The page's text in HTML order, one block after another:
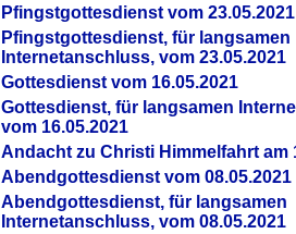
Pfingstgottesdienst vom 23.05.2021
Pfingstgottesdienst, für langsamen
Internetanschluss, vom 23.05.2021
Gottesdienst vom 16.05.2021
Gottesdienst, für langsamen
vom 16.05.2021
Andacht zu Christi Himmelfahrt am
Abendgottesdienst vom 08.05.2021
Abendgottesdienst, für langsamen
Internetanschluss, vom 08.05.2021